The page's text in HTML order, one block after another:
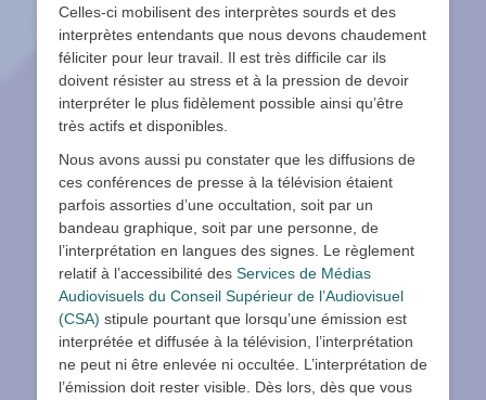
Celles-ci mobilisent des interprètes sourds et des
interprètes entendants que nous devons chaudement
féliciter pour leur travail. Il est très difficile car ils
doivent résister au stress et à la pression de devoir
interpréter le plus fidèlement possible ainsi qu’être
très actifs et disponibles.
Nous avons aussi pu constater que les diffusions de
ces conférences de presse à la télévision étaient
parfois assorties d’une occultation, soit par un
bandeau graphique, soit par une personne, de
l’interprétation en langues des signes. Le règlement
relatif à l’accessibilité des Services de Médias
Audiovisuels du Conseil Supérieur de l’Audiovisuel
(CSA) stipule pourtant que lorsqu’une émission est
interprétée et diffusée à la télévision, l’interprétation
ne peut ni être enlevée ni occultée. L’interprétation de
l’émission doit rester visible. Dès lors, dès que vous